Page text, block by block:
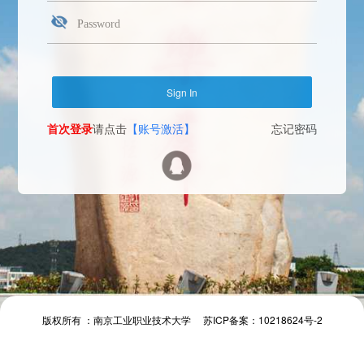
首次登录请点击 【账号激活】 忘记密码
Send verification code
The camera will be turned on soon. Please pay attention to your privacy
微信扫一扫
首次登录请点击【账号激活】 忘记密码
版权所有 ：南京工业职业技术大学 苏ICP备案：10218624号-2